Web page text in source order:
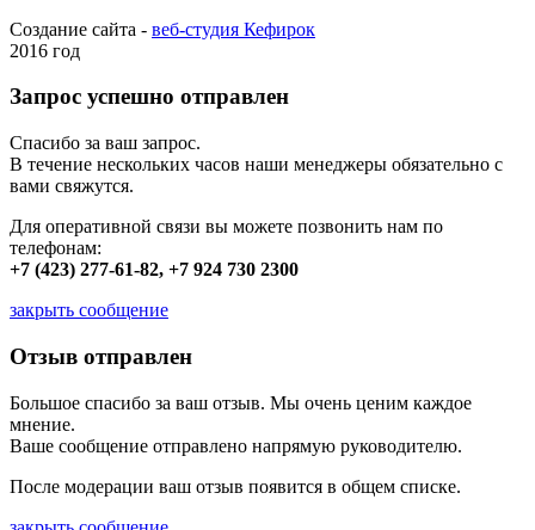
Создание сайта - веб-студия Кефирок
2016 год
Запрос успешно отправлен
Спасибо за ваш запрос.
В течение нескольких часов наши менеджеры обязательно с
вами свяжутся.
Для оперативной связи вы можете позвонить нам по
телефонам:
+7 (423) 277-61-82, +7 924 730 2300
закрыть сообщение
Отзыв отправлен
Большое спасибо за ваш отзыв. Мы очень ценим каждое
мнение.
Ваше сообщение отправлено напрямую руководителю.
После модерации ваш отзыв появится в общем списке.